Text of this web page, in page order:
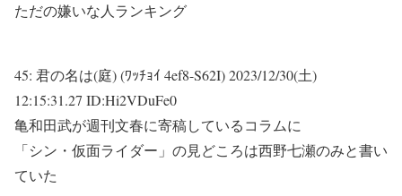
ただの嫌いな人ランキング
45: 君の名は(庭) (ﾜｯﾁｮｲ 4ef8-S62I)2023/12/30(土)
12:15:31.27 ID:Hi2VDuFe0
亀和田武が週刊文春に寄稿しているコラムに
「シン・仮面ライダー」の見どころは西野七瀬のみと書い
ていた